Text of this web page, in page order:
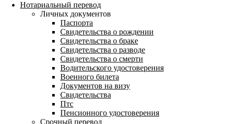
Нотариальный перевод
Личных документов
Паспорта
Свидетельства о рождении
Свидетельства о браке
Свидетельства о разводе
Свидетельства о смерти
Водительского удостоверения
Военного билета
Документов на визу
Свидетельства
Птс
Пенсионного удостоверения
Срочный перевод